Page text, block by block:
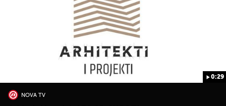
0:29
NOVA TV